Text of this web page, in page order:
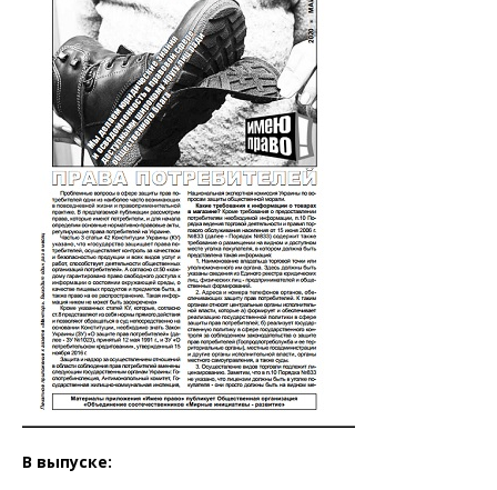
В выпуске: